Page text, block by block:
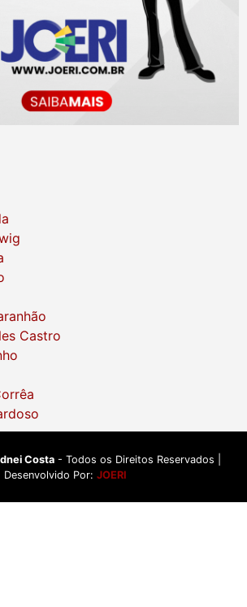
Castro
Costa - Todos os Direitos Reservados |
Desenvolvido Por: JOERI